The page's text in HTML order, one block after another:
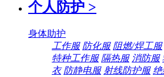
个人防护 >
身体助护
工作服 防化服 阻燃/焊工服
特种工作服 隔热服 消防服
衣 防静电服 射线防护服